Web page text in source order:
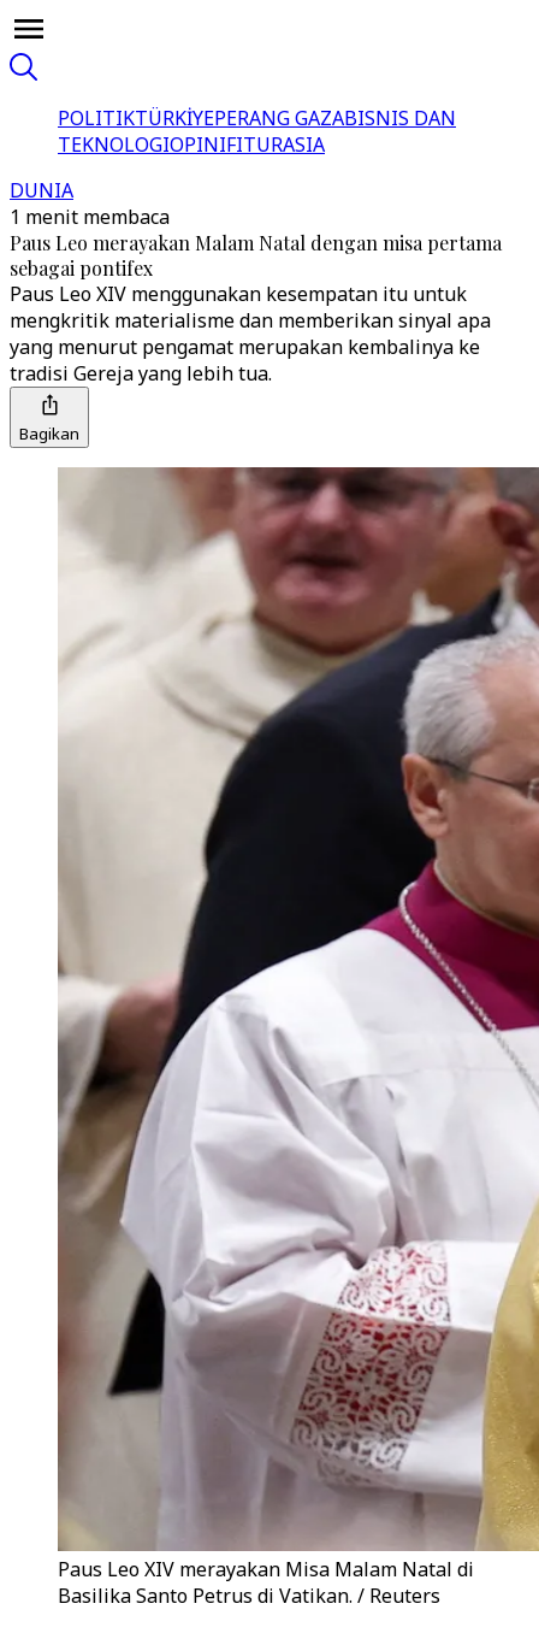
POLITIKTÜRKİYEPERANG GAZABISNIS DAN
TEKNOLOGIOPINIFITURASIA
DUNIA
1 menit membaca
Paus Leo merayakan Malam Natal dengan misa pertama
sebagai pontifex
Paus Leo XIV menggunakan kesempatan itu untuk
mengkritik materialisme dan memberikan sinyal apa
yang menurut pengamat merupakan kembalinya ke
tradisi Gereja yang lebih tua.
Bagikan
Paus Leo XIV merayakan Misa Malam Natal di
Basilika Santo Petrus di Vatikan. / Reuters